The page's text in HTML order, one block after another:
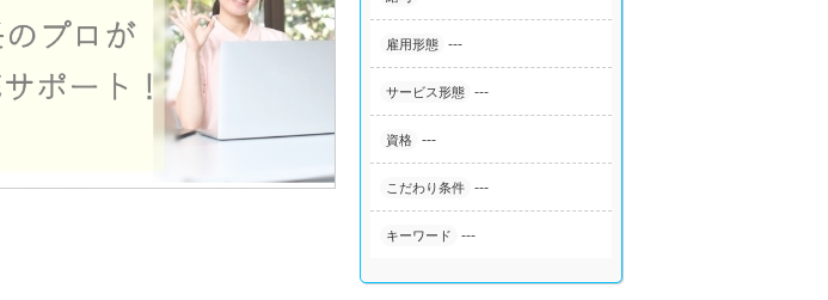
雇用形態 ---
サービス形態 ---
資格 ---
こだわり条件 ---
キーワード ---